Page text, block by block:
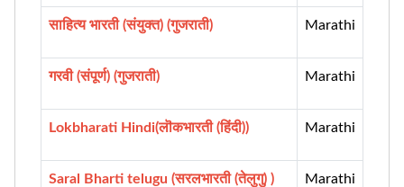
साहित्य भारती (संयुक्त) (गुजराती) Marathi
गरवी (संपूर्ण) (गुजराती) Marathi
Lokbharati Hindi(लॊकभारती (हिंदी)) Marathi
Saral Bharti telugu (सरलभारती (तेलुगु) ) Marathi